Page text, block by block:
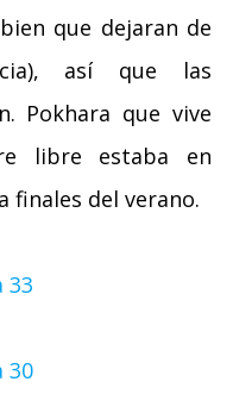
que dejaran de
así que las
Pokhara que vive
libre estaba en
finales del verano.